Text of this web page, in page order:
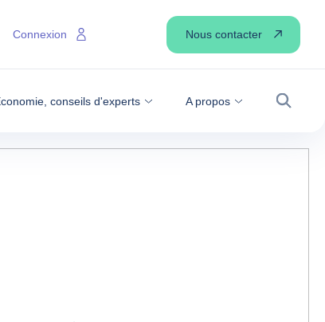
conseils d'experts A propos
Connexion Nous contacter